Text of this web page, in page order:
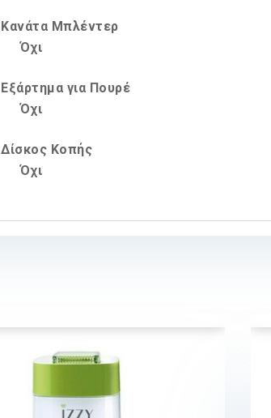
Κανάτα Μπλέντερ
Όχι
Εξάρτημα για Πουρέ
Όχι
Δίσκος Κοπής
Όχι